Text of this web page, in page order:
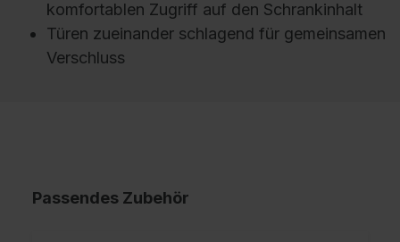
komfortablen Zugriff auf den Schrankinhalt
Türen zueinander schlagend für gemeinsamen
Verschluss
Passendes Zubehör